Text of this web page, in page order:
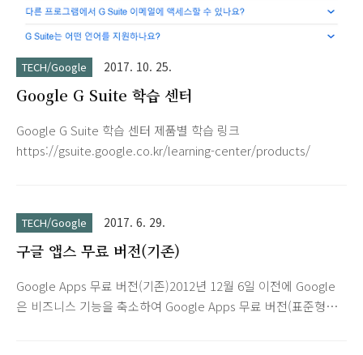
TECH/Google 2017. 10. 25.
Google G Suite 학습 센터
Google G Suite 학습 센터 제품별 학습 링크
https://gsuite.google.co.kr/learning-center/products/
TECH/Google 2017. 6. 29.
구글 앱스 무료 버전(기존)
Google Apps 무료 버전(기존)2012년 12월 6일 이전에 Google
은 비즈니스 기능을 축소하여 Google Apps 무료 버전(표준형이